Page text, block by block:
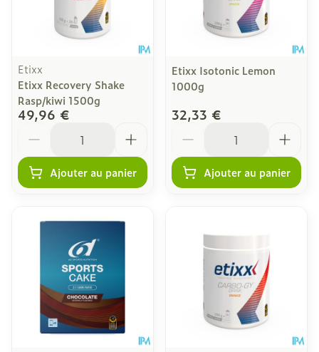
Etixx
Etixx Recovery Shake
Rasp/kiwi 1500g
49,96 €
Ajouter au panier
Etixx Isotonic Lemon
1000g
32,33 €
Ajouter au panier